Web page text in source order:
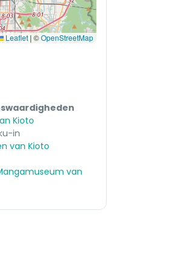
Leaflet | ©OpenStreetMap
Kioto
in
van Kioto
van